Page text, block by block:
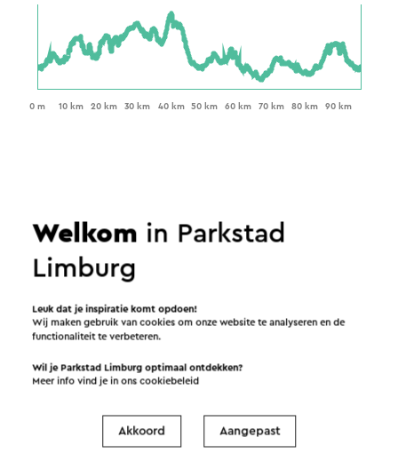
Welkom in Parkstad
Limburg
Leuk dat je inspiratie komt opdoen!
Wij maken gebruik van cookies om onze website te analyseren en de
functionaliteit te verbeteren.
Wil je Parkstad Limburg optimaal ontdekken?
Meer info vind je in onscookiebeleid
Akkoord Aangepast